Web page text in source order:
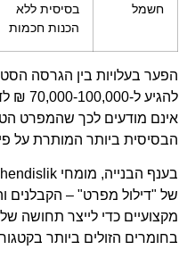
חשמל
בסיסית ללא
הכנות חכמות
הפער בעלויות בין הגרסה
אינם מודעים לכך שהמפרט
הבסיסית ביותר המותרת על
בענף הבנייה, מומחי
של "דילול מפרט" – הקבלנים
מקצועיים כדי לייצר תחושה
בחומרים הזולים ביותר